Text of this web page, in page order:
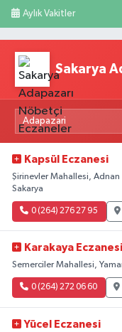
Aylık Vakitler
Sakarya
Kapsül Eczanesi
Şirinevler Mahallesi,
Sakarya
0 (264) 276 27 95
Karakaya Eczanesi
Semerciler Mahallesi,
0 (264) 272 06 60
Yücel Eczanesi